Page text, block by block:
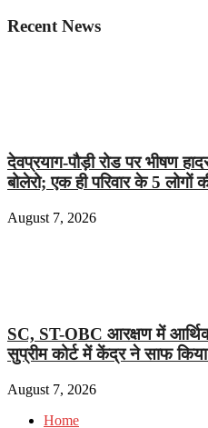
Recent News
देवप्रयाग-पौड़ी रोड पर भीषण
बोलेरो; एक ही परिवार के 5 लोगों
August 7, 2026
SC, ST-OBC आरक्षण में
सुप्रीम कोर्ट में केंद्र ने साफ
August 7, 2026
Home